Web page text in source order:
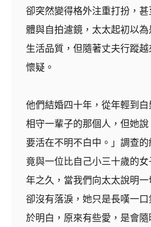
卻突然變得格外注重打扮，
體與自拍濾鏡，太太起初以
生活品質，但隨著丈夫行蹤
懷疑。
他們結婚四十年，從年輕到
相守一輩子的那個人，但她
要活在不明不白中。」調查
竟與一位比自己小三十歲的
年之久，當我們向太太說明一
卻沒有落淚，她只是長嘆一
於明白，原來有些愛，是會隨